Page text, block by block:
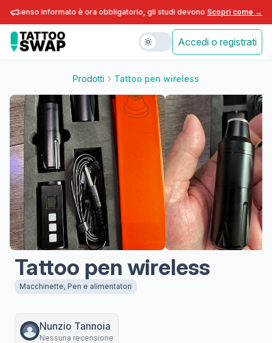
informato è ora obbligatorio, gli studi devono adeguarsi entro fine
Scopri come →
Accedi o registrati
Prodotti Tattoo pen wireless
Tattoo pen wireless
Macchinette, Pen e alimentatori
Nunzio Tannoia
Nessuna recensione